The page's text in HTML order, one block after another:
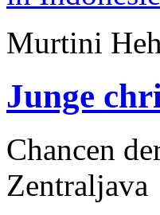
Murtini
Junge
Chancen
Zentraljava